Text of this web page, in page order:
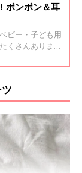
ポンポン＆耳
ビー・子ども用
くさんあります
。今回はベビー